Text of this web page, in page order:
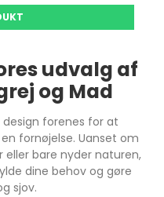
udvalg af
og Mad
forenes for at
fornøjelse. Uanset om
bare nyder naturen,
dine behov og gøre
sjov.